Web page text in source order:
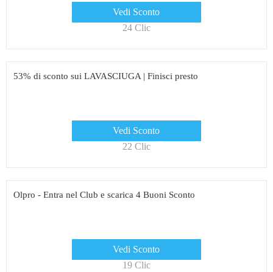
Vedi Sconto
24 Clic
53% di sconto sui LAVASCIUGA | Finisci presto
Vedi Sconto
22 Clic
Olpro - Entra nel Club e scarica 4 Buoni Sconto
Vedi Sconto
19 Clic